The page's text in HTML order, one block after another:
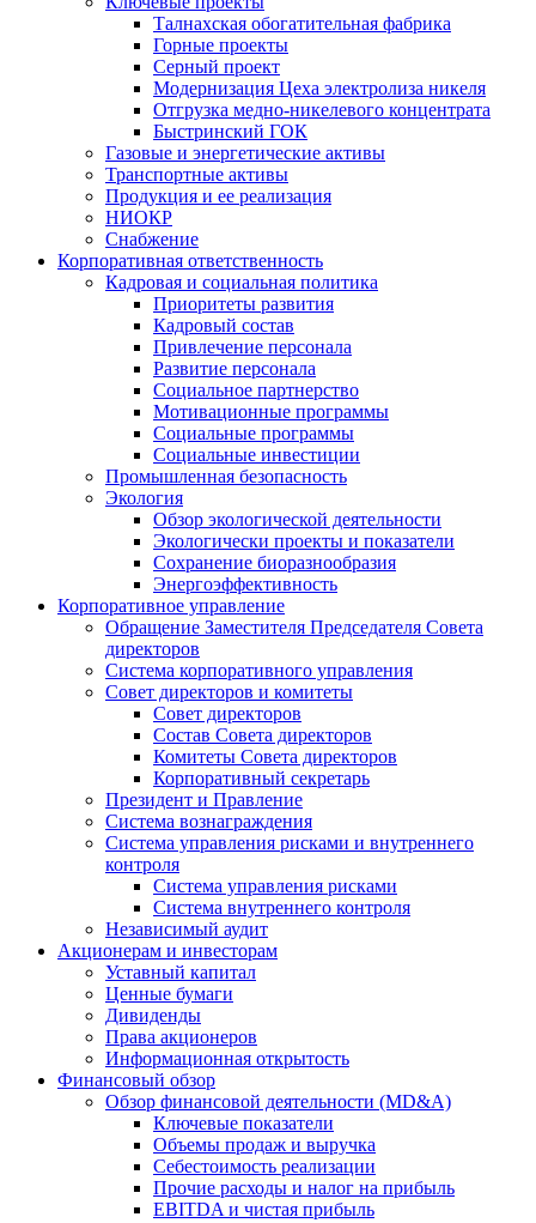
Талнахская обогатительная фабрика
Горные проекты
Серный проект
Модернизация Цеха электролиза никеля
Отгрузка медно-никелевого концентрата
Быстринский ГОК
Газовые и энергетические активы
Транспортные активы
Продукция и ее реализация
НИОКР
Снабжение
Корпоративная ответственность
Кадровая и социальная политика
Приоритеты развития
Кадровый состав
Привлечение персонала
Развитие персонала
Социальное партнерство
Мотивационные программы
Социальные программы
Социальные инвестиции
Промышленная безопасность
Экология
Обзор экологической деятельности
Экологически проекты и показатели
Сохранение биоразнообразия
Энергоэффективность
Корпоративное управление
Обращение Заместителя Председателя Совета
директоров
Система корпоративного управления
Совет директоров и комитеты
Совет директоров
Состав Совета директоров
Комитеты Совета директоров
Корпоративный секретарь
Президент и Правление
Система вознаграждения
Система управления рисками и внутреннего
контроля
Система управления рисками
Система внутреннего контроля
Независимый аудит
Акционерам и инвесторам
Уставный капитал
Ценные бумаги
Дивиденды
Права акционеров
Информационная открытость
Финансовый обзор
Обзор финансовой деятельности (MD&A)
Ключевые показатели
Объемы продаж и выручка
Себестоимость реализации
Прочие расходы и налог на прибыль
EBITDA и чистая прибыль